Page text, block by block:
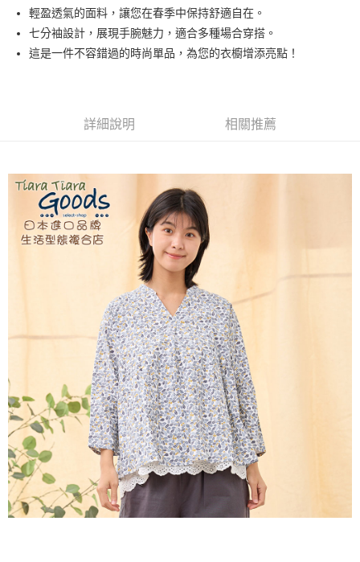
Google Pay
全盈+PAY
AFTEE先享後付是「在收到商品之後才付款」的支付方式。 讓您購物簡單
３．安心：先確認商品／服務後，再付款。
【「AFTEE先享後付」結帳流程】
１．於結帳方式選擇「AFTEE先享後付」後，將跳轉至「AFTEE先享後付」
結帳頁面，進行簡訊認證並確認金額後，即可完成結帳。
２．訂單成立數日內，您將收到繳費通知簡訊。
３．收到繳費通知簡訊後14天內，點擊此簡訊中的連結，可透過四大超商／
ATM／網路銀行／等多元方式進行付款，方視為交易完成。
※ 請注意：結帳手續完成當下不需立刻繳費，但若您需要取消訂單，請聯絡
購買商品的店家。未經商家同意取消之訂單仍視為有效，需透過AFTEE先享
後付繳納相關費用。
※ 交易是否成功請以「AFTEE先享後付 」之結帳頁面顯示為準，若有關於
是否繳費成功／繳費後需取消欲退款等相關疑問，請聯繫「AFTEE先享後付
https://netprotections.freshdesk.com/support/home
【注意事項】
１．透過由恩沛科技股份有限公司提供之「AFTEE先享後付」服務完成之交
易，需依本服務之必要範圍內提供個人資料，並將交易相關給付款項請求債
權轉讓予恩沛科技股份有限公司。
２．關於個人資料處理事宜，請瀏覽以下網址：
https://aftee.tw/terms/#terms3
３．未成年的使用者請事先徵得法定代理人或監護人之同意方可使用
「AFTEE先享後付」，若未經同意申辦者引起之損失，本公司不負相關責
任。
全家取貨付款
每筆NT$60，滿NT$1,800(含以上)免運費
付款後全家取貨
每筆NT$60，滿NT$1,800(含以上)免運費
每筆NT$60，滿NT$2,000(含以上)免運費
付款後7-11取貨
每筆NT$60，滿NT$2,000(含以上)免運費
黑貓宅急便(包裹尺寸60cm以下)
每筆NT$100，滿NT$2,000(含以上)免運費
黑貓宅急便(包裹尺寸90cm以下)
每筆NT$140，滿NT$2,000(含以上)免運費
輕盈透氣的面料，讓您在春季中保持舒適自在。
七分袖設計，展現手腕魅力，適合多種場合穿搭。
這是一件不容錯過的時尚單品，為您的衣櫥增添亮點！
詳細說明 相關推薦